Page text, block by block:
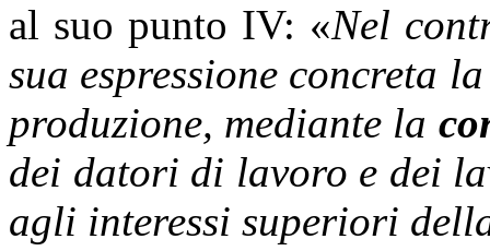
al suo punto IV: «Nel
sua espressione concreta
produzione, mediante la
dei datori di lavoro e dei
agli interessi superiori